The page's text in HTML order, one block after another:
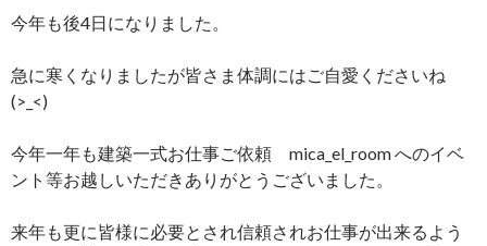
今年も後4日になりました。
急に寒くなりましたが皆さま体調にはご自愛くださいね
(>_<)
今年一年も建築一式お仕事ご依頼 mica_el_room へのイベ
ント等お越しいただきありがとうございました。
来年も更に皆様に必要とされ信頼されお仕事が出来るよう